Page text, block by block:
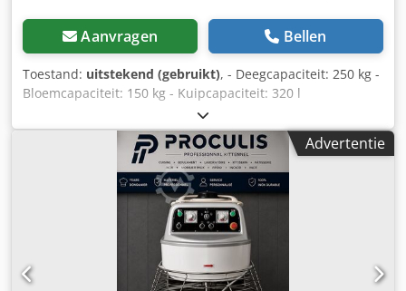
Aanvragen Bellen
Toestand: uitstekend (gebruikt), - Deegcapaciteit: 250 kg -
Bloemcapaciteit: 150 kg - Kuipcapaciteit: 320 l
Cedewxvlgopfx Aggsha - Model: scsx banco 250 -
Lossingstafel en verdeler - Lossing aan de linkerkant - 2
snelheden - 2 timers - Spanning: 380V - Vermogen: 9 kW
Advertentie